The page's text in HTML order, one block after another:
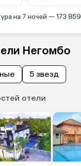
на 7 ночей — 173
Негомбо
5 звезд
отели